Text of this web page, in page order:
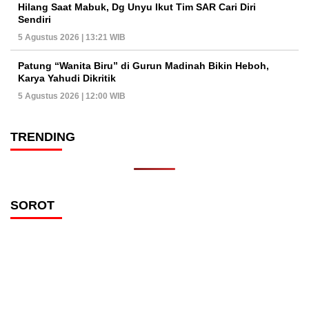
Hilang Saat Mabuk, Dg Unyu Ikut Tim SAR Cari Diri
Sendiri
5 Agustus 2026 | 13:21 WIB
Patung “Wanita Biru” di Gurun Madinah Bikin Heboh,
Karya Yahudi Dikritik
5 Agustus 2026 | 12:00 WIB
TRENDING
SOROT